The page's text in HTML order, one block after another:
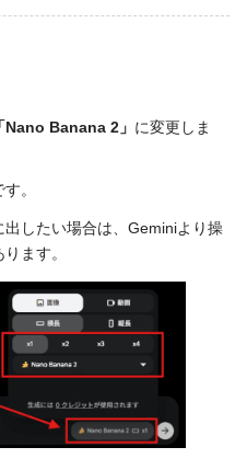
Nano Banana 2」 に変更しま
。
したい場合は、Geminiより操
ます。